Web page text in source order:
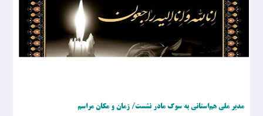
مدیر ملی هم‌استانی به سوگ مادر نشست/ زمان و مکان مراسم